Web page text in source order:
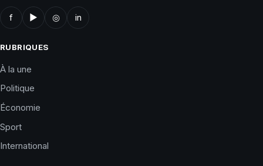
f ▶ ◎ in
RUBRIQUES
À la une
Politique
Économie
Sport
International